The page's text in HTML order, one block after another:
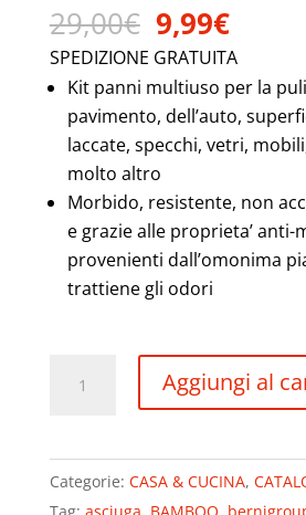
29,00€ Il
prezzo
originale
era:
29,00€.
9,99€Il
prezzo
è:
SPEDIZIONE GRATUITA
Kit panni multiuso per la
pavimento, dell’auto,
laccate, specchi, vetri,
molto altro
Morbido, resistente, non
e grazie alle proprieta’ anti-
provenienti dall’omonima
trattiene gli odori
Panni
Stracci
Aggiungi al
Categorie: CASA & CUCINA,